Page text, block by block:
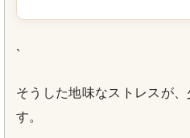
`
そうした地味なストレスが
す。